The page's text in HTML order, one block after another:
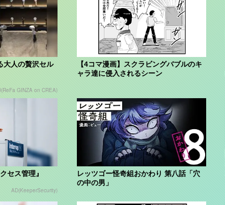
大人の贅沢セル
GINZA on CREA)
【4コマ漫画】スクラビングバブルのキ
ャラ達に侵入されるシーン
セス管理』
AD(KeeperSecurity)
レッツゴー怪奇組おかわり 第八話「穴
の中の男」